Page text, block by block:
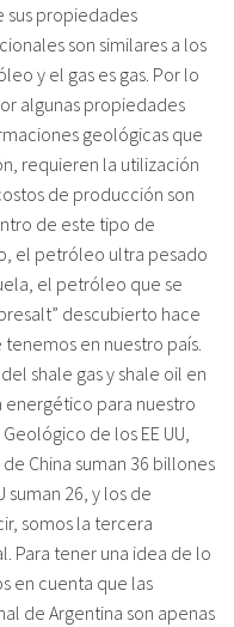
sus propiedades
son similares a los
y el gas es gas. Por lo
algunas propiedades
geológicas que
requieren la utilización
de producción son
de este tipo de
el petróleo ultra pesado
el petróleo que se
descubierto hace
tenemos en nuestro país.
shale gas y shale oil en
energético para nuestro
de los EE UU,
China suman 36 billones
suman 26, y los de
somos la tercera
Para tener una idea de lo
en cuenta que las
de Argentina son apenas